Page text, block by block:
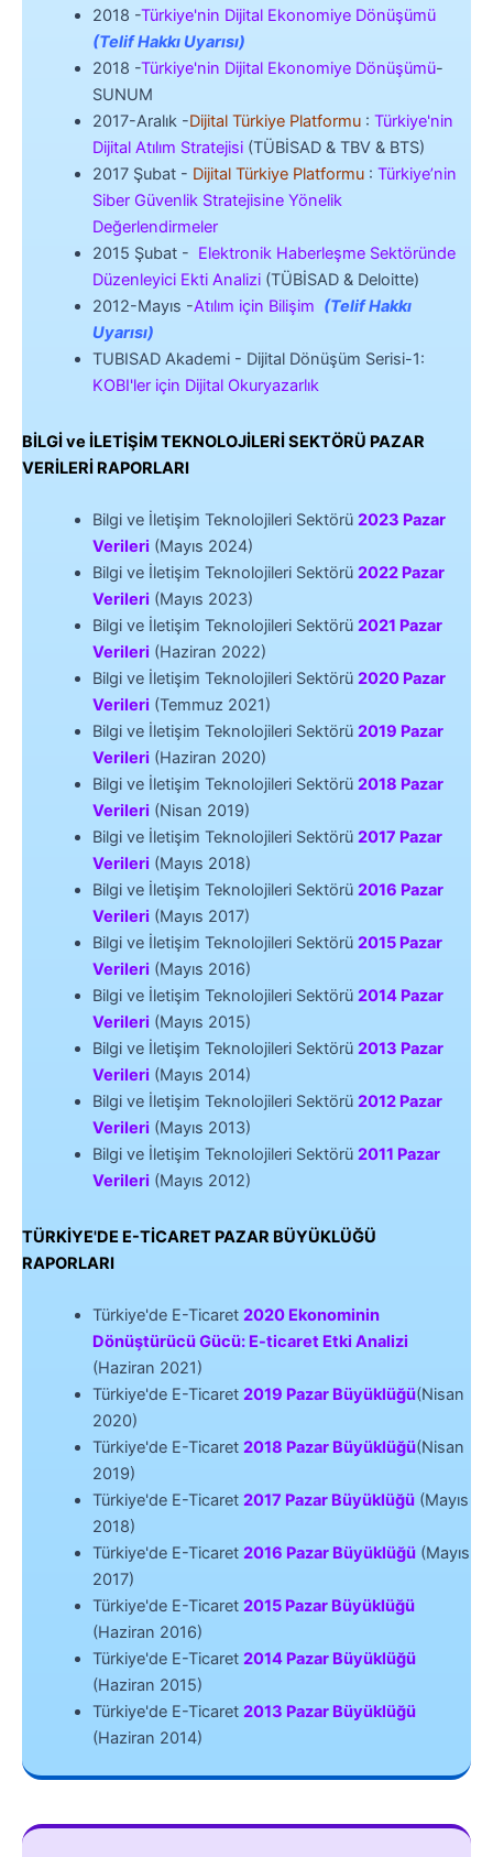
2018 -Türkiye'nin Dijital Ekonomiye Dönüşümü
(Telif Hakkı Uyarısı)
2018 -Türkiye'nin Dijital Ekonomiye Dönüşümü-
SUNUM
2017-Aralık -Dijital Türkiye Platformu: Türkiye'nin
Dijital Atılım Stratejisi(TÜBİSAD & TBV & BTS)
2017 Şubat - Dijital Türkiye Platformu: Türkiye’nin
Siber Güvenlik Stratejisine Yönelik
Değerlendirmeler
2015 Şubat - Elektronik Haberleşme Sektöründe
Düzenleyici Ekti Analizi(TÜBİSAD & Deloitte)
2012-Mayıs -Atılım için Bilişim (Telif Hakkı
Uyarısı)
TUBISAD Akademi - Dijital Dönüşüm Serisi-1:
KOBI'ler için Dijital Okuryazarlık
BİLGİ ve İLETİŞİM TEKNOLOJİLERİ SEKTÖRÜ PAZAR
VERİLERİ RAPORLARI
Bilgi ve İletişim Teknolojileri Sektörü 2023 Pazar
Verileri (Mayıs 2024)
Bilgi ve İletişim Teknolojileri Sektörü 2022 Pazar
Verileri (Mayıs 2023)
Bilgi ve İletişim Teknolojileri Sektörü 2021 Pazar
Verileri (Haziran 2022)
Bilgi ve İletişim Teknolojileri Sektörü 2020 Pazar
Verileri (Temmuz 2021)
Bilgi ve İletişim Teknolojileri Sektörü 2019 Pazar
Verileri (Haziran 2020)
Bilgi ve İletişim Teknolojileri Sektörü 2018 Pazar
Verileri (Nisan 2019)
Bilgi ve İletişim Teknolojileri Sektörü 2017 Pazar
Verileri (Mayıs 2018)
Bilgi ve İletişim Teknolojileri Sektörü 2016 Pazar
Verileri (Mayıs 2017)
Bilgi ve İletişim Teknolojileri Sektörü 2015 Pazar
Verileri (Mayıs 2016)
Bilgi ve İletişim Teknolojileri Sektörü 2014 Pazar
Verileri (Mayıs 2015)
Bilgi ve İletişim Teknolojileri Sektörü 2013 Pazar
Verileri (Mayıs 2014)
Bilgi ve İletişim Teknolojileri Sektörü 2012 Pazar
Verileri (Mayıs 2013)
Bilgi ve İletişim Teknolojileri Sektörü 2011 Pazar
Verileri (Mayıs 2012)
TÜRKİYE'DE E-TİCARET PAZAR BÜYÜKLÜĞÜ
RAPORLARI
Türkiye'de E-Ticaret 2020 Ekonominin
Dönüştürücü Gücü: E-ticaret Etki Analizi
(Haziran 2021)
Türkiye'de E-Ticaret 2019 Pazar Büyüklüğü(Nisan
2020)
Türkiye'de E-Ticaret 2018 Pazar Büyüklüğü(Nisan
2019)
Türkiye'de E-Ticaret 2017 Pazar Büyüklüğü(Mayıs
2018)
Türkiye'de E-Ticaret 2016 Pazar Büyüklüğü(Mayıs
2017)
Türkiye'de E-Ticaret 2015 Pazar Büyüklüğü
(Haziran 2016)
Türkiye'de E-Ticaret 2014 Pazar Büyüklüğü
(Haziran 2015)
Türkiye'de E-Ticaret 2013 Pazar Büyüklüğü
(Haziran 2014)